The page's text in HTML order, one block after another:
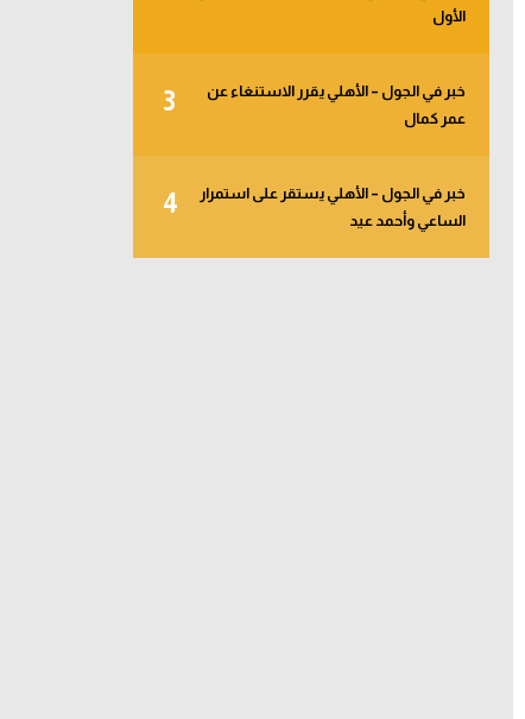
الأول
3
خبر في الجول – الأهلي يقرر الاستنغاء عن
عمر كمال
4
خبر في الجول – الأهلي يستقر على استمرار
الساعي وأحمد عيد